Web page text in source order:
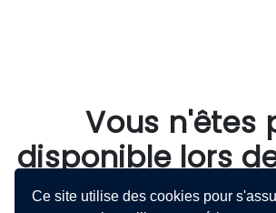
Ce site utilise des cookies pour
Vous n'êtes
disponible lors